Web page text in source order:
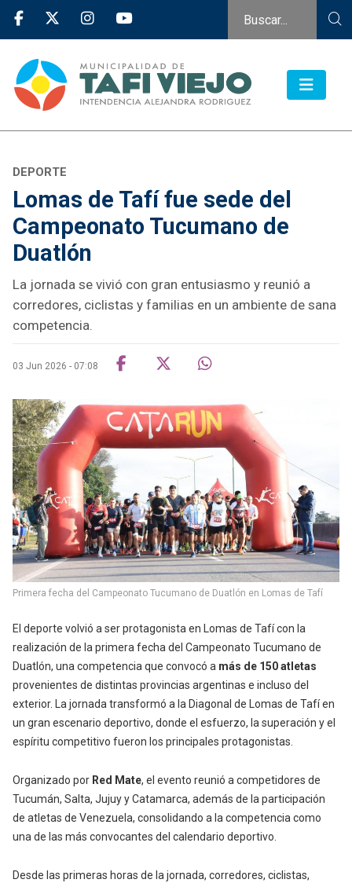
DEPORTE
Lomas de Tafí fue sede del
Campeonato Tucumano de
Duatlón
La jornada se vivió con gran entusiasmo y reunió a
corredores, ciclistas y familias en un ambiente de sana
competencia.
03 Jun 2026 - 07:08
Primera fecha del Campeonato Tucumano de Duatlón en Lomas de Tafí
El deporte volvió a ser protagonista en Lomas de Tafí con la
realización de la primera fecha del Campeonato Tucumano de
Duatlón, una competencia que convocó a más de 150 atletas
provenientes de distintas provincias argentinas e incluso del
exterior. La jornada transformó a la Diagonal de Lomas de Tafí en
un gran escenario deportivo, donde el esfuerzo, la superación y el
espíritu competitivo fueron los principales protagonistas.
Organizado por Red Mate, el evento reunió a competidores de
Tucumán, Salta, Jujuy y Catamarca, además de la participación
de atletas de Venezuela, consolidando a la competencia como
una de las más convocantes del calendario deportivo.
Desde las primeras horas de la jornada, corredores, ciclistas,